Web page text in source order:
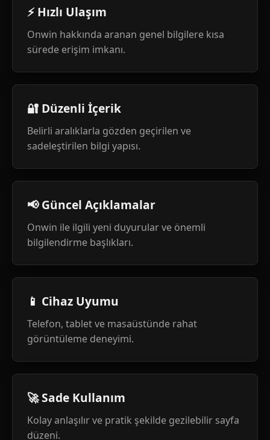
⚡ Hızlı Ulaşım
Onwin hakkında aranan genel bilgilere kısa
sürede erişim imkanı.
🔐 Düzenli İçerik
Belirli aralıklarla gözden geçirilen ve
sadeleştirilen bilgi yapısı.
📢 Güncel Açıklamalar
Onwin ile ilgili yeni duyurular ve önemli
bilgilendirme başlıkları.
📱 Cihaz Uyumu
Telefon, tablet ve masaüstünde rahat
görüntüleme deneyimi.
🚀 Sade Kullanım
Kolay anlaşılır ve pratik şekilde gezilebilir sayfa
düzeni.